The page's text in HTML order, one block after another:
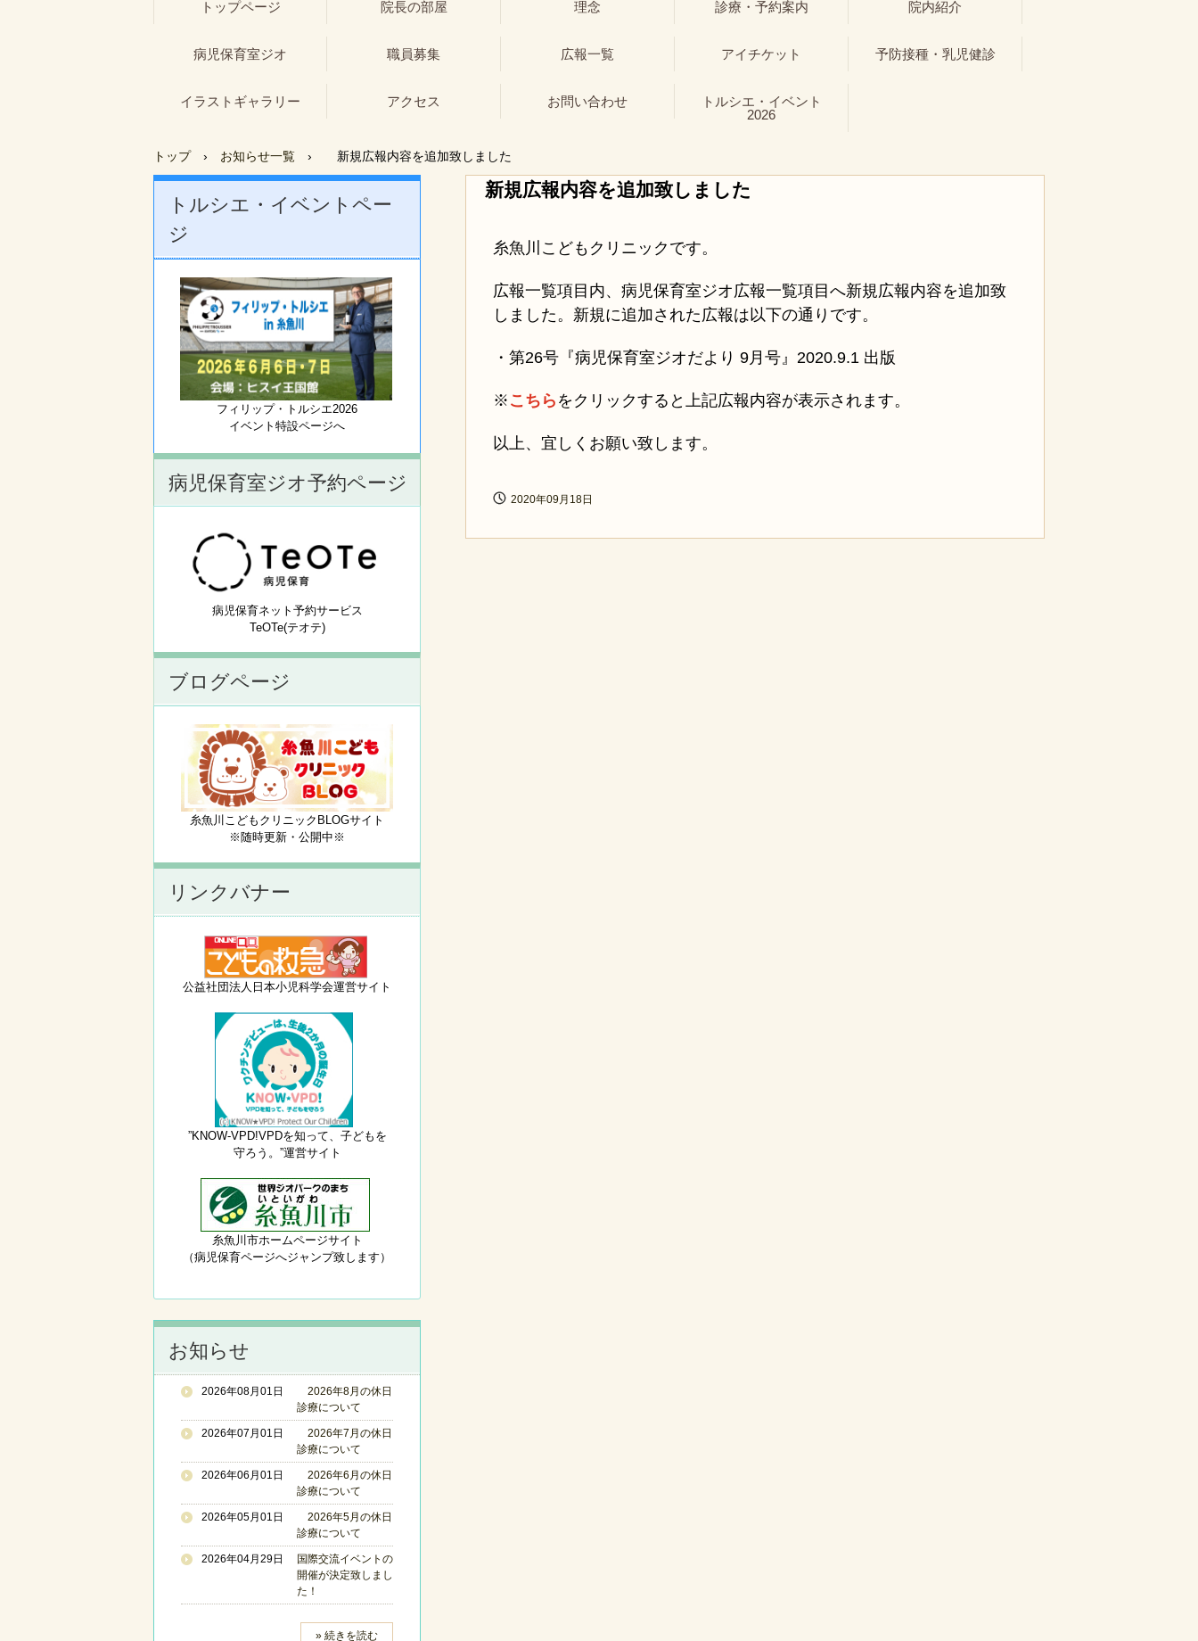
トップページ 院長の部屋 理念 診療・予約案内 院内紹介
病児保育室ジオ 職員募集 広報一覧 アイチケット 予防接種・乳児健診
イラストギャラリー アクセス お問い合わせ
トルシエ・イベント
2026
トップ › お知らせ一覧 › 新規広報内容を追加致しました
新規広報内容を追加致しました
糸魚川こどもクリニックです。
広報一覧項目内、病児保育室ジオ広報一覧項目へ新規広報内容を追加致
しました。新規に追加された広報は以下の通りです。
・第26号『病児保育室ジオだより 9月号』2020.9.1 出版
※ こちら をクリックすると上記広報内容が表示されます。
以上、宜しくお願い致します。
2020年09月18日
トルシエ・イベントペー
ジ
フィリップ・トルシエ2026
イベント特設ページへ
病児保育室ジオ予約ページ
病児保育ネット予約サービス
TeOTe(テオテ)
ブログページ
糸魚川こどもクリニックBLOGサイト
※随時更新・公開中※
リンクバナー
公益社団法人日本小児科学会運営サイト
”KNOW-VPD!VPDを知って、子どもを
守ろう。”運営サイト
糸魚川市ホームページサイト
（病児保育ページへジャンプ致します）
お知らせ
2026年08月01日
2026年8月の休日
診療について
2026年07月01日
2026年7月の休日
診療について
2026年06月01日
2026年6月の休日
診療について
2026年05月01日
2026年5月の休日
診療について
2026年04月29日
国際交流イベントの
開催が決定致しまし
た！
» 続きを読む